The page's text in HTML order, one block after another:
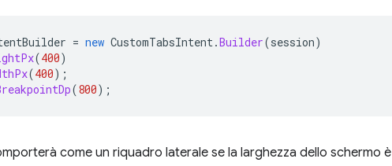
= new CustomTabsIntent.Builder(session)
(400)
(400);
(800);
come un riquadro laterale se la larghezza dello schermo è